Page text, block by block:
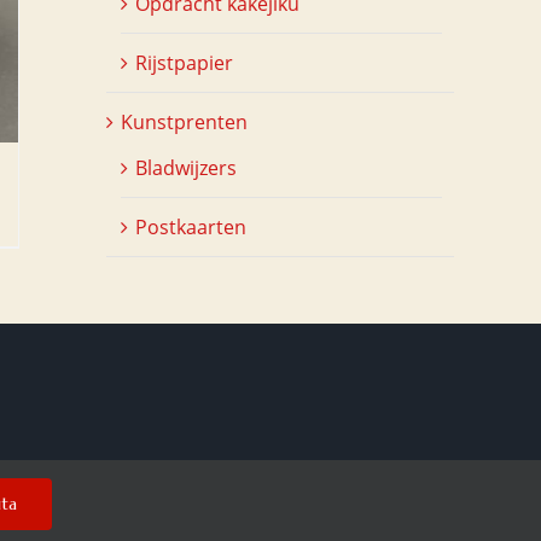
Rijstpapier
Kunstprenten
Bladwijzers
Postkaarten